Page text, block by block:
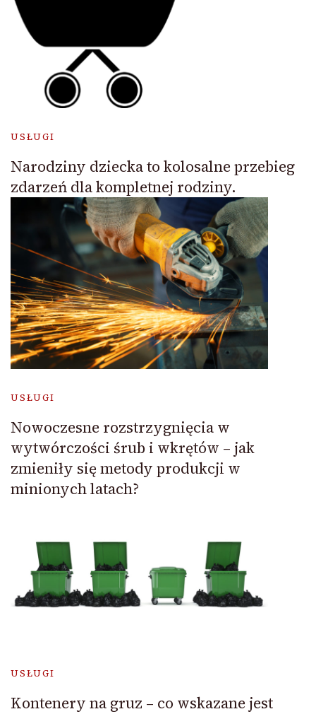
USŁUGI
Narodziny dziecka to kolosalne przebieg
zdarzeń dla kompletnej rodziny.
USŁUGI
Nowoczesne rozstrzygnięcia w
wytwórczości śrub i wkrętów – jak
zmieniły się metody produkcji w
minionych latach?
USŁUGI
Kontenery na gruz – co wskazane jest